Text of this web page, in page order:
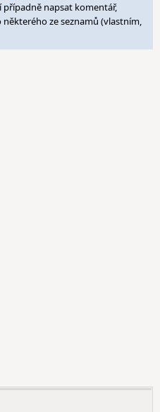
napsat komentář,
ze seznamů (vlastním,